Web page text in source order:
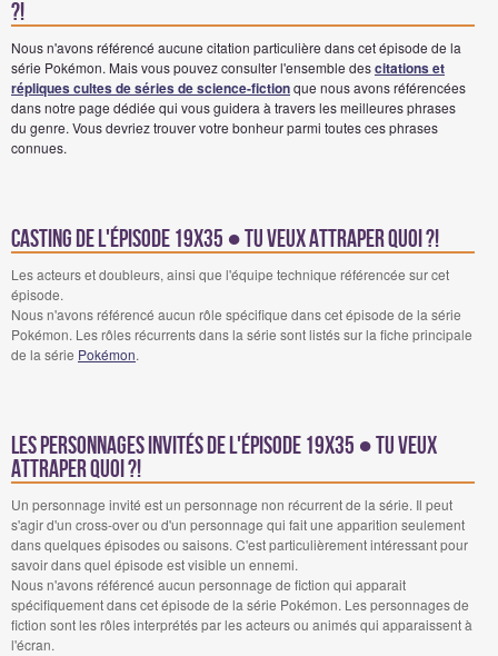
?!
Nous n'avons référencé aucune citation particulière dans cet épisode de la
série Pokémon. Mais vous pouvez consulter l'ensemble descitations et
répliques cultes de séries de science-fictionque nous avons référencées
dans notre page dédiée qui vous guidera à travers les meilleures phrases
du genre. Vous devriez trouver votre bonheur parmi toutes ces phrases
connues.
Casting de l'épisode 19x35 ● Tu veux attraper quoi ?!
Les acteurs et doubleurs, ainsi que l'équipe technique référencée sur cet
épisode.
Nous n'avons référencé aucun rôle spécifique dans cet épisode de la série
Pokémon. Les rôles récurrents dans la série sont listés sur la fiche principale
de la série Pokémon.
Les personnages invités de l'épisode 19x35 ● Tu veux
attraper quoi ?!
Un personnage invité est un personnage non récurrent de la série. Il peut
s'agir d'un cross-over ou d'un personnage qui fait une apparition seulement
dans quelques épisodes ou saisons. C'est particulièrement intéressant pour
savoir dans quel épisode est visible un ennemi.
Nous n'avons référencé aucun personnage de fiction qui apparait
spécifiquement dans cet épisode de la série Pokémon. Les personnages de
fiction sont les rôles interprétés par les acteurs ou animés qui apparaissent à
l'écran.